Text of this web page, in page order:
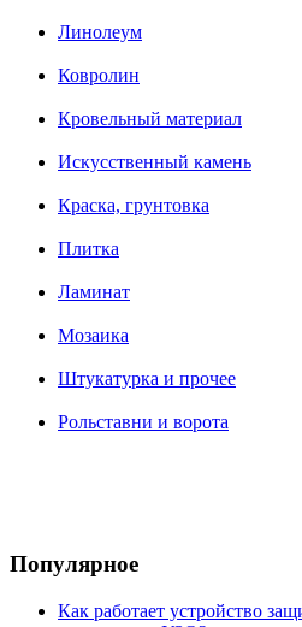
Линолеум
Ковролин
Кровельный материал
Искусственный камень
Краска, грунтовка
Плитка
Ламинат
Мозаика
Штукатурка и прочее
Рольставни и ворота
Популярное
Как работает устройство